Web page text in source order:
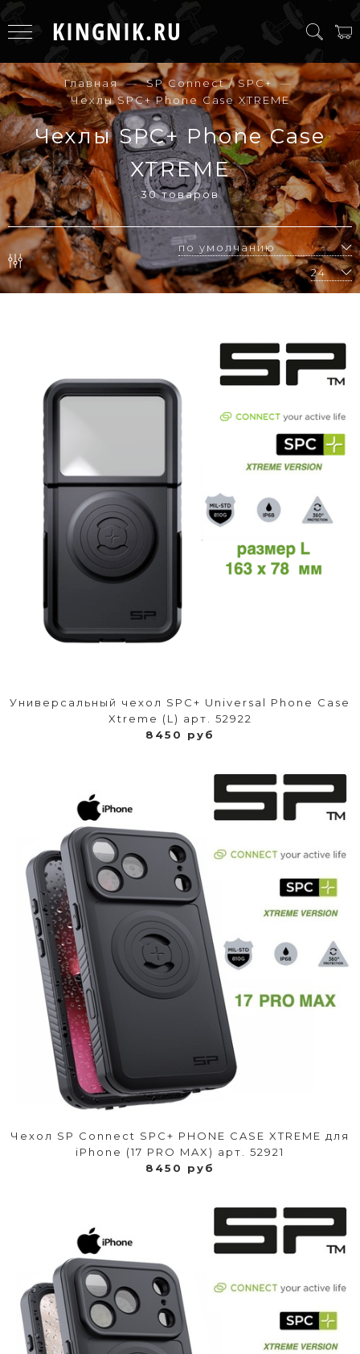
KINGNIK.RU
Главная
SP Connect / SPC+
Чехлы SPC+ Phone Case XTREME
Чехлы SPC+ Phone Case
XTREME
30 товаров
Универсальный чехол SPC+ Universal Phone Case
Xtreme (L) арт. 52922
8450 руб
Чехол SP Connect SPC+ PHONE CASE XTREME для
iPhone (17 PRO MAX) арт. 52921
8450 руб